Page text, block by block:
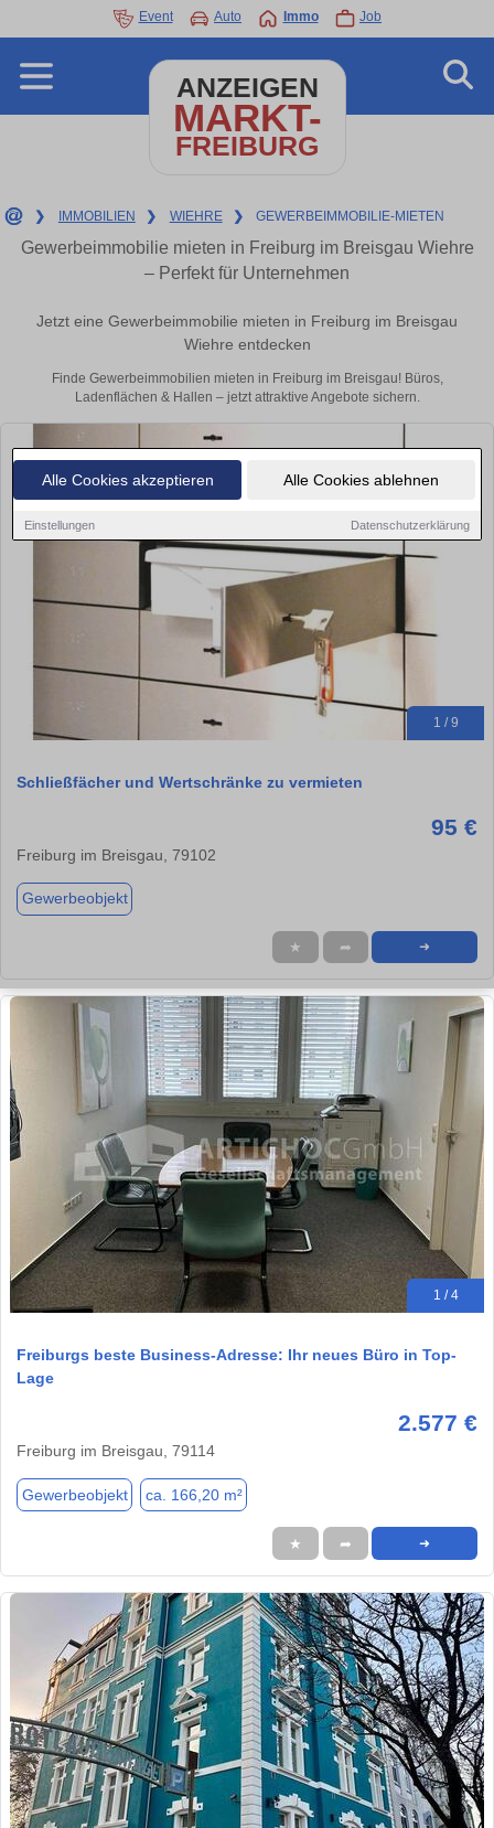
Alle Cookies akzeptieren Alle Cookies ablehnen
Einstellungen Datenschutzerklärung
Event Auto Immo Job
ANZEIGEN
MARKT-
FREIBURG
❯ IMMOBILIEN ❯ WIEHRE ❯ GEWERBEIMMOBILIE-MIETEN
Gewerbeimmobilie mieten in Freiburg im Breisgau Wiehre
– Perfekt für Unternehmen
Jetzt eine Gewerbeimmobilie mieten in Freiburg im Breisgau
Wiehre entdecken
Finde Gewerbeimmobilien mieten in Freiburg im Breisgau! Büros,
Ladenflächen & Hallen – jetzt attraktive Angebote sichern.
1 / 9
Schließfächer und Wertschränke zu vermieten
95 €
Freiburg im Breisgau, 79102
Gewerbeobjekt
★ ➦ ➜
1 / 4
Freiburgs beste Business-Adresse: Ihr neues Büro in Top-
Lage
2.577 €
Freiburg im Breisgau, 79114
Gewerbeobjekt ca. 166,20 m²
★ ➦ ➜